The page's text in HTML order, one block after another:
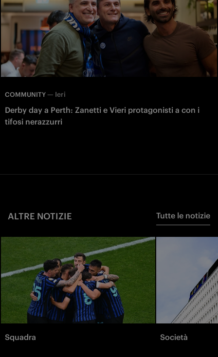
COMMUNITY — Ieri
Derby day a Perth: Zanetti e Vieri protagonisti a con i
tifosi nerazzurri
ALTRE NOTIZIE Tutte le notizie
Squadra Società